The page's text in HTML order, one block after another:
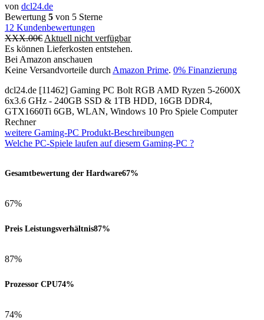
von dcl24.de
Bewertung 5 von 5 Sterne
12 Kundenbewertungen
XXX.00€ Aktuell nicht verfügbar
Es können Lieferkosten entstehen.
Bei Amazon anschauen
Keine Versandvorteile durch Amazon Prime. 0% Finanzierung
dcl24.de [11462] Gaming PC Bolt RGB AMD Ryzen 5-2600X
6x3.6 GHz - 240GB SSD & 1TB HDD, 16GB DDR4,
GTX1660Ti 6GB, WLAN, Windows 10 Pro Spiele Computer
Rechner
weitere Gaming-PC Produkt-Beschreibungen
Welche PC-Spiele laufen auf diesem Gaming-PC ?
Gesamtbewertung der Hardware67%
67%
Preis Leistungsverhältnis87%
87%
Prozessor CPU74%
74%